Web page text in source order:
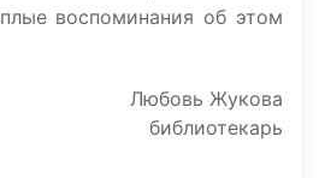
воспоминания об этом
Любовь Жукова
библиотекарь